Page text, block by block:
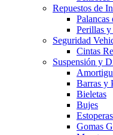
Repuestos de
Palancas
Perillas
Seguridad
Cintas
Suspensión y
Barras y
Bieletas
Bujes
Gomas